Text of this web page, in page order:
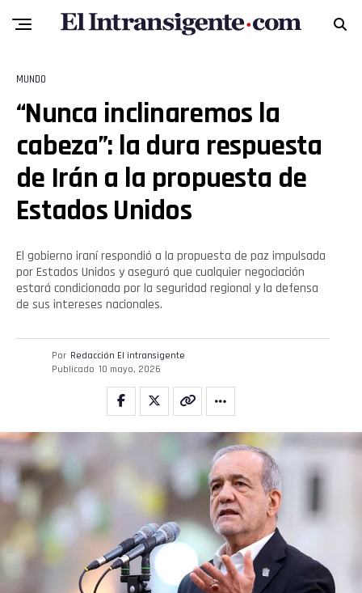
MUNDO
“Nunca inclinaremos la
cabeza”: la dura respuesta
de Irán a la propuesta de
Estados Unidos
El gobierno iraní respondió a la propuesta de paz impulsada
por Estados Unidos y aseguró que cualquier negociación
estará condicionada por la seguridad regional y la defensa
de sus intereses nacionales.
Por Redacción El intransigente
Publicado 10 mayo, 2026